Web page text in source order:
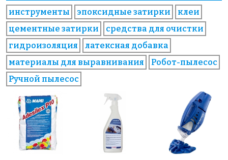
инструменты эпоксидные затирки
клеи
цементные затирки
средства для очистки
гидроизоляция
латексная добавка
материалы для выравнивания
Робот-пылесос
Ручной пылесос